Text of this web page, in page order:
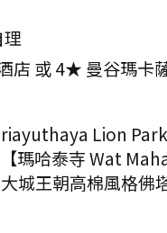
店 或 4★ 曼谷瑪卡
Lion
瑪哈泰寺 Wat
城王朝高棉風格